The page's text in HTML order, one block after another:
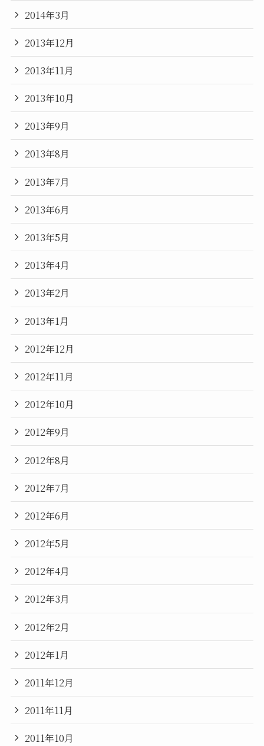
2014年3月
2013年12月
2013年11月
2013年10月
2013年9月
2013年8月
2013年7月
2013年6月
2013年5月
2013年4月
2013年2月
2013年1月
2012年12月
2012年11月
2012年10月
2012年9月
2012年8月
2012年7月
2012年6月
2012年5月
2012年4月
2012年3月
2012年2月
2012年1月
2011年12月
2011年11月
2011年10月